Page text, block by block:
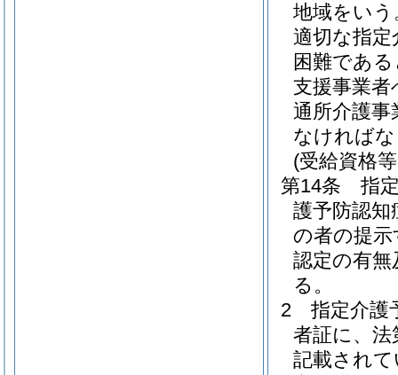
地域をい
適切な指
困難であ
支援事業者
通所介護
なければ
(受給資格
第14条
指
護予防認
の者の提
認定の有
る。
2
指定介護
者証に、法
記載され